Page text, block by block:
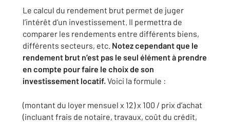
Le calcul du rendement brut permet de juger
l’intérêt d’un investissement. Il permettra de
comparer les rendements entre différents biens,
différents secteurs, etc. Notez cependant que le
rendement brut n’est pas le seul élément à prendre
en compte pour faire le choix de son
investissement locatif.Voici la formule :
(montant du loyer mensuel x 12) x 100 / prix d’achat
(incluant frais de notaire, travaux, coût du crédit,